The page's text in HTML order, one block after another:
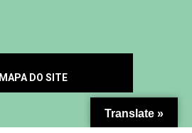
MAPA DO SITE
Translate »